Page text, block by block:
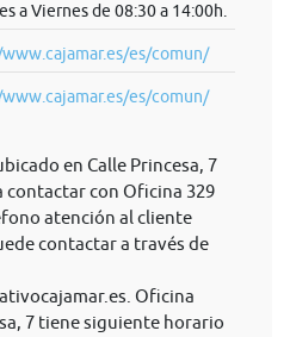
a Viernes de 08:30 a 14:00h.
es/comun/
es/comun/
en Calle Princesa, 7
contactar con Oficina 329
atención al cliente
contactar a través de
. Oficina
7 tiene siguiente horario